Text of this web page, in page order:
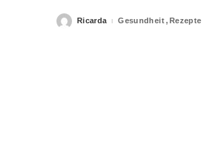
PostedRicarda Gesundheit Rezepte